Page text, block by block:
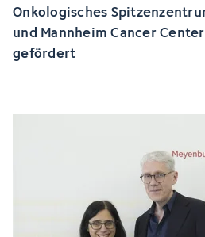
Onkologisches
und Mannheim Cancer
gefördert